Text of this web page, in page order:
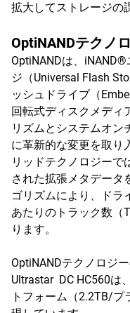
拡大してストレージの
OptiNANDテクノ
OptiNANDは、
ジ（Universal Flash
ッシュドライブ（
回転式ディスクメディ
リズムとシステムオン
に革新的な変更を取り
リッドテクノロジーで
された拡張メタデータ
ゴリズムにより、ドラ
あたりのトラック数（
ります。
OptiNANDテクノロジ
Ultrastar DC HC560は
トフォーム（2.2TB/